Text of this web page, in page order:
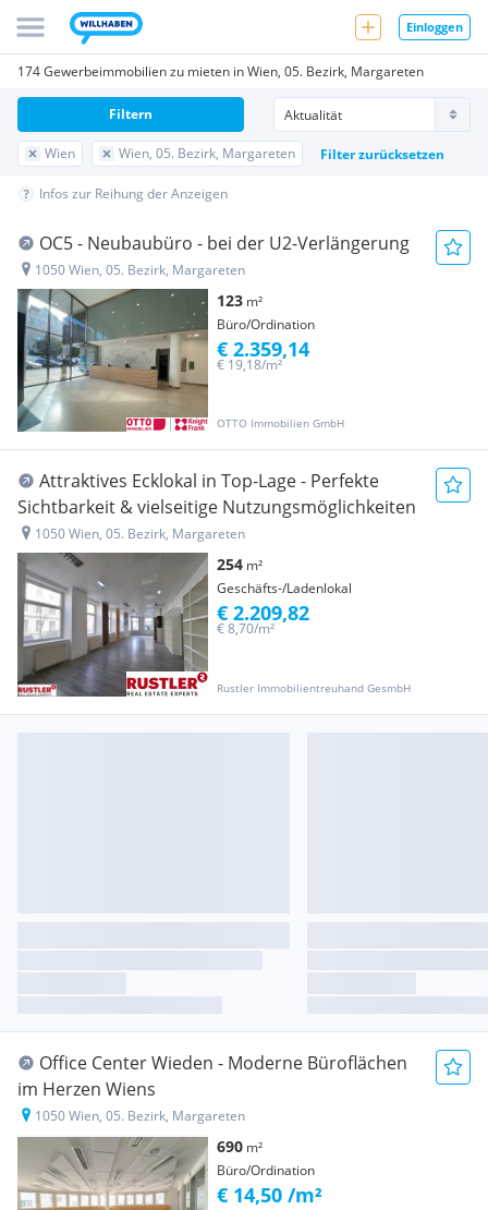
Einloggen
174 Gewerbeimmobilien zu mieten in Wien, 05. Bezirk, Margareten
Wien Wien, 05. Bezirk, Margareten Filter zurücksetzen
Filtern
Infos zur Reihung der Anzeigen
OC5 - Neubaubüro - bei der U2-Verlängerung
1050 Wien, 05. Bezirk, Margareten
123 m²
Büro/Ordination
OTTO Immobilien GmbH
€ 19,18/m²
€ 2.359,14
Attraktives Ecklokal in Top-Lage - Perfekte
Sichtbarkeit & vielseitige Nutzungsmöglichkeiten
1050 Wien, 05. Bezirk, Margareten
254 m²
Geschäfts-/Ladenlokal
Rustler Immobilientreuhand GesmbH
€ 8,70/m²
€ 2.209,82
Office Center Wieden - Moderne Büroflächen
im Herzen Wiens
1050 Wien, 05. Bezirk, Margareten
690 m²
Büro/Ordination
€ 14,50 /m²